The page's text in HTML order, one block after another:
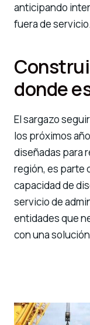
anticipando
fuera de servicio.
donde
El sargazo
los próximos
diseñadas para
región, es parte
capacidad de
servicio de
entidades que
con una